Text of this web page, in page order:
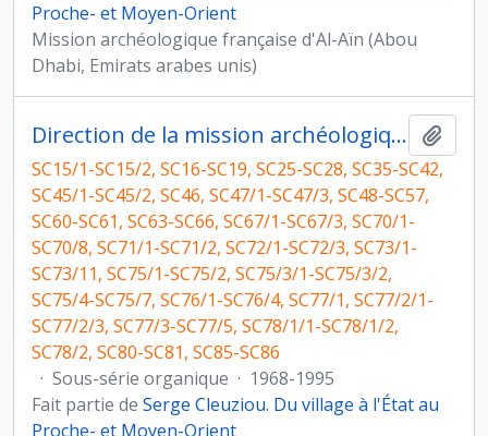
Proche- et Moyen-Orient
Mission archéologique française d'Al-Aïn (Abou
Dhabi, Emirats arabes unis)
Direction de la mission archéologique française d'Al Ain (Abou Dhabi, Emirats arabes unis) et travaux postérieurs
SC15/1-SC15/2, SC16-SC19, SC25-SC28, SC35-SC42,
SC45/1-SC45/2, SC46, SC47/1-SC47/3, SC48-SC57,
SC60-SC61, SC63-SC66, SC67/1-SC67/3, SC70/1-
SC70/8, SC71/1-SC71/2, SC72/1-SC72/3, SC73/1-
SC73/11, SC75/1-SC75/2, SC75/3/1-SC75/3/2,
SC75/4-SC75/7, SC76/1-SC76/4, SC77/1, SC77/2/1-
SC77/2/3, SC77/3-SC77/5, SC78/1/1-SC78/1/2,
SC78/2, SC80-SC81, SC85-SC86
· Sous-série organique · 1968-1995
Fait partie de Serge Cleuziou. Du village à l'État au
Proche- et Moyen-Orient